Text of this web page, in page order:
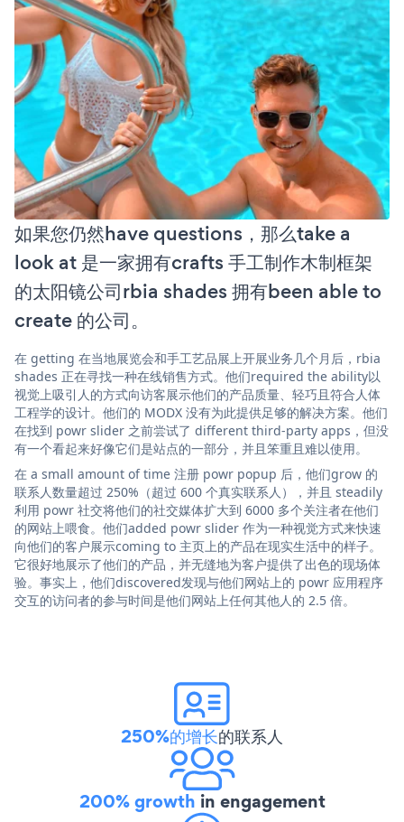
如果您仍然have questions，那么take a
look at 是一家拥有crafts 手工制作木制框架
的太阳镜公司rbia shades 拥有been able to
create 的公司。
在 getting 在当地展览会和手工艺品展上开展业务几个月后，rbia
shades 正在寻找一种在线销售方式。他们required the ability以
视觉上吸引人的方式向访客展示他们的产品质量、轻巧且符合人体
工程学的设计。他们的 MODX 没有为此提供足够的解决方案。他们
在找到 powr slider 之前尝试了 different third-party apps，但没
有一个看起来好像它们是站点的一部分，并且笨重且难以使用。
在 a small amount of time 注册 powr popup 后，他们grow 的
联系人数量超过 250%（超过 600 个真实联系人），并且 steadily
利用 powr 社交将他们的社交媒体扩大到 6000 多个关注者在他们
的网站上喂食。他们added powr slider 作为一种视觉方式来快速
向他们的客户展示coming to 主页上的产品在现实生活中的样子。
它很好地展示了他们的产品，并无缝地为客户提供了出色的现场体
验。事实上，他们discovered发现与他们网站上的 powr 应用程序
交互的访问者的参与时间是他们网站上任何其他人的 2.5 倍。
250%的增长的联系人
200% growth in engagement